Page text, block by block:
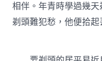
相伴。年青時學過幾
剃頭難犯愁，他便拾